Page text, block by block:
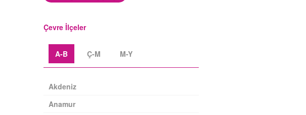
Çevre İlçeler
A-B Ç-M M-Y
Akdeniz
Anamur